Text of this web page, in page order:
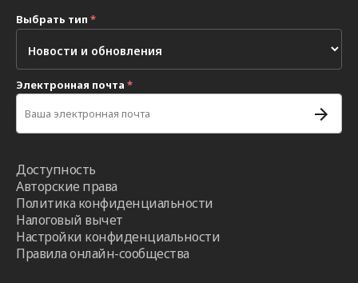
Выбрать тип *
Электронная почта *
Доступность
Авторские права
Политика конфиденциальности
Налоговый вычет
Настройки конфиденциальности
Правила онлайн-сообщества